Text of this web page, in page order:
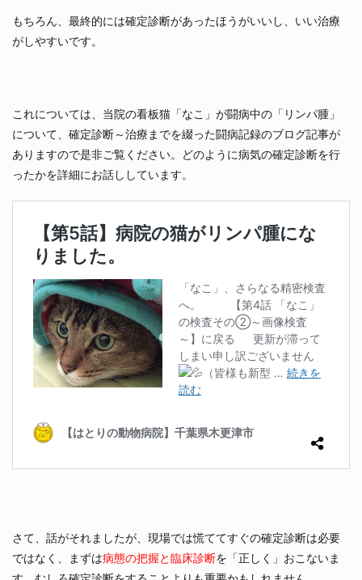
もちろん、最終的には確定診断があったほうがいいし、いい治療
がしやすいです。
これについては、当院の看板猫「なこ」が闘病中の「リンパ腫」
について、確定診断～治療までを綴った闘病記録のブログ記事が
ありますので是非ご覧ください。どのように病気の確定診断を行
ったかを詳細にお話ししています。
さて、話がそれましたが、現場では慌ててすぐの確定診断は必要
ではなく、まずは病態の把握と臨床診断を「正しく」おこないま